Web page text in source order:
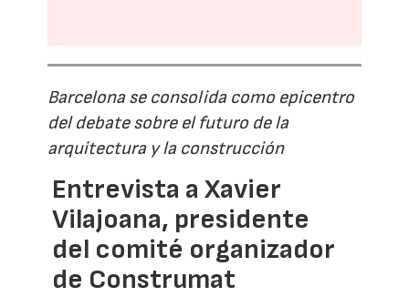
Barcelona se consolida como epicentro
del debate sobre el futuro de la
arquitectura y la construcción
Entrevista a Xavier
Vilajoana, presidente
del comité organizador
de Construmat